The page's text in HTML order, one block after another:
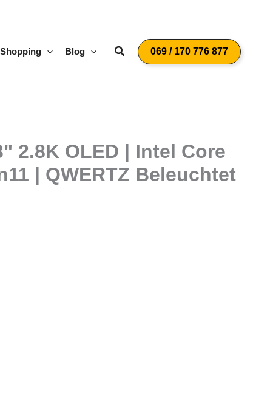
Shopping Blog Suchen069 / 170 776 877
2.8K OLED | Intel Core
| QWERTZ Beleuchtet